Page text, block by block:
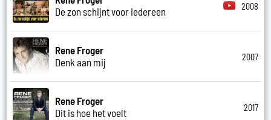
De zon schijnt voor iedereen
2008
Rene Froger
Denk aan mij
2007
Rene Froger
Dit is hoe het voelt
2017